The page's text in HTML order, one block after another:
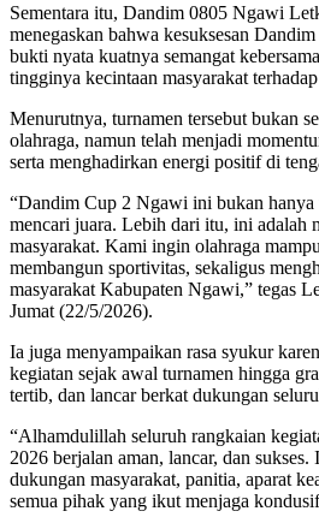
Sementara itu, Dandim 0805 Ngawi
menegaskan bahwa kesuksesan
bukti nyata kuatnya semangat
tingginya kecintaan masyarakat
Menurutnya, turnamen tersebut bukan
olahraga, namun telah menjadi
serta menghadirkan energi positif di
“Dandim Cup 2 Ngawi ini bukan hanya
mencari juara. Lebih dari itu, ini adalah
masyarakat. Kami ingin olahraga
membangun sportivitas, sekaligus
masyarakat Kabupaten Ngawi,” tegas
Jumat (22/5/2026).
Ia juga menyampaikan rasa syukur
kegiatan sejak awal turnamen hingga
tertib, dan lancar berkat dukungan
“Alhamdulillah seluruh rangkaian
2026 berjalan aman, lancar, dan
dukungan masyarakat, panitia, aparat
semua pihak yang ikut menjaga